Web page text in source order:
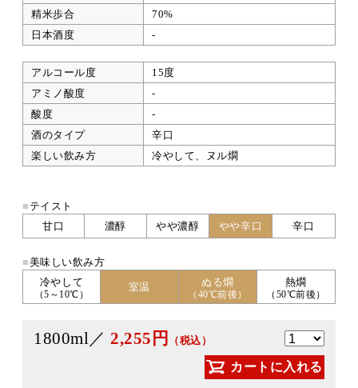
精米歩合
70%
日本酒度
-
アルコール度
15度
アミノ酸度
-
酸度
-
酒のタイプ
辛口
楽しい飲み方
冷やして、ヌル燗
■ テイスト
甘口
濃醇 やや濃醇 やや辛口 辛口
■美味しい飲み方
冷やして
（5～10℃）
室温 ぬる燗
（40℃前後）
熱燗
（50℃前後）
1800ml／2,255円 （税込）
カートに入れる